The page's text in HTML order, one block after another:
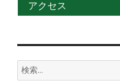
アクセス
検
索: